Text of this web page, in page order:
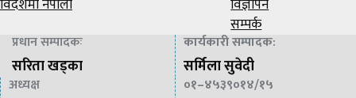
विदेशमा नेपाली
विज्ञापन
सम्पर्क
प्रधान सम्पादकः
सरिता खड्का
कार्यकारी सम्पादक:
सर्मिला सुवेदी
अध्यक्ष ०१–४५३९०१४/१५